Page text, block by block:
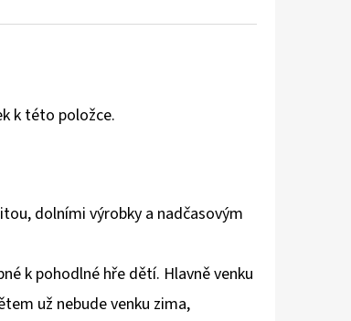
k této položce.
dolními výrobky a nadčasovým
k pohodlné hře dětí. Hlavně venku
už nebude venku zima,